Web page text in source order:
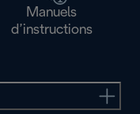
Manuels
d’instructions